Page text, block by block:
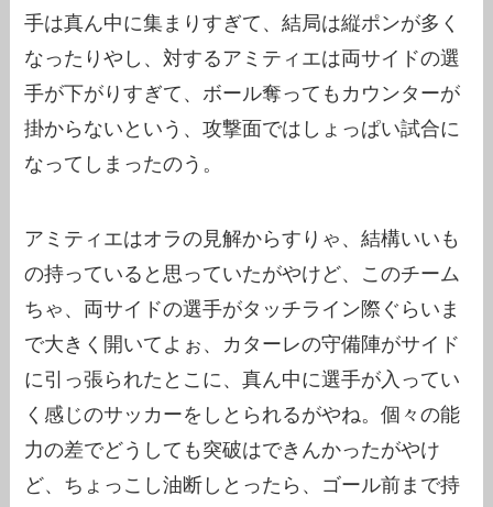
手は真ん中に集まりすぎて、結局は縦ポンが多く
なったりやし、対するアミティエは両サイドの選
手が下がりすぎて、ボール奪ってもカウンターが
掛からないという、攻撃面ではしょっぱい試合に
なってしまったのう。
アミティエはオラの見解からすりゃ、結構いいも
の持っていると思っていたがやけど、このチーム
ちゃ、両サイドの選手がタッチライン際ぐらいま
で大きく開いてよぉ、カターレの守備陣がサイド
に引っ張られたとこに、真ん中に選手が入ってい
く感じのサッカーをしとられるがやね。個々の能
力の差でどうしても突破はできんかったがやけ
ど、ちょっこし油断しとったら、ゴール前まで持